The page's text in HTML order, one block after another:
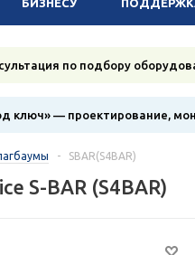
БИЗНЕСУ
по подбору
ключ» — проектирование,
- SBAR(S4BAR)
S-BAR (S4BAR)